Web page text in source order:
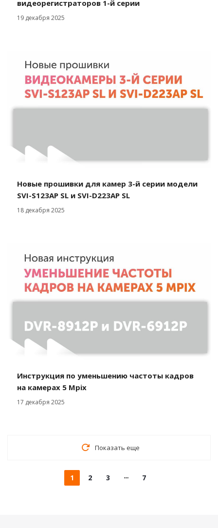
видеорегистраторов 1-й серии
19 декабря 2025
Новые прошивки для камер 3-й серии модели
SVI-S123AP SL и SVI-D223AP SL
18 декабря 2025
Инструкция по уменьшению частоты кадров
на камерах 5 Mpix
17 декабря 2025
Показать еще
1 2 3 7